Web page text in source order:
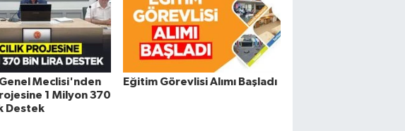
Meclisi'nden
1 Milyon 370
Destek
Eğitim Görevlisi Alımı Başladı